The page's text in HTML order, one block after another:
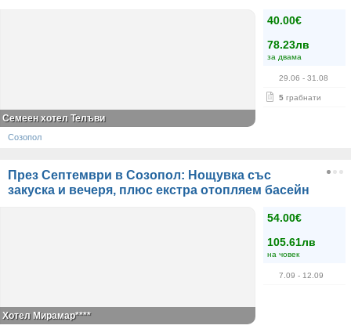
40.00€
78.23лв
за двама
29.06 - 31.08
5 грабнати
Семеен хотел Телъви
Созопол
През Септември в Созопол: Нощувка със
закуска и вечеря, плюс екстра отопляем басейн
54.00€
105.61лв
на човек
7.09 - 12.09
Хотел Мирамар****